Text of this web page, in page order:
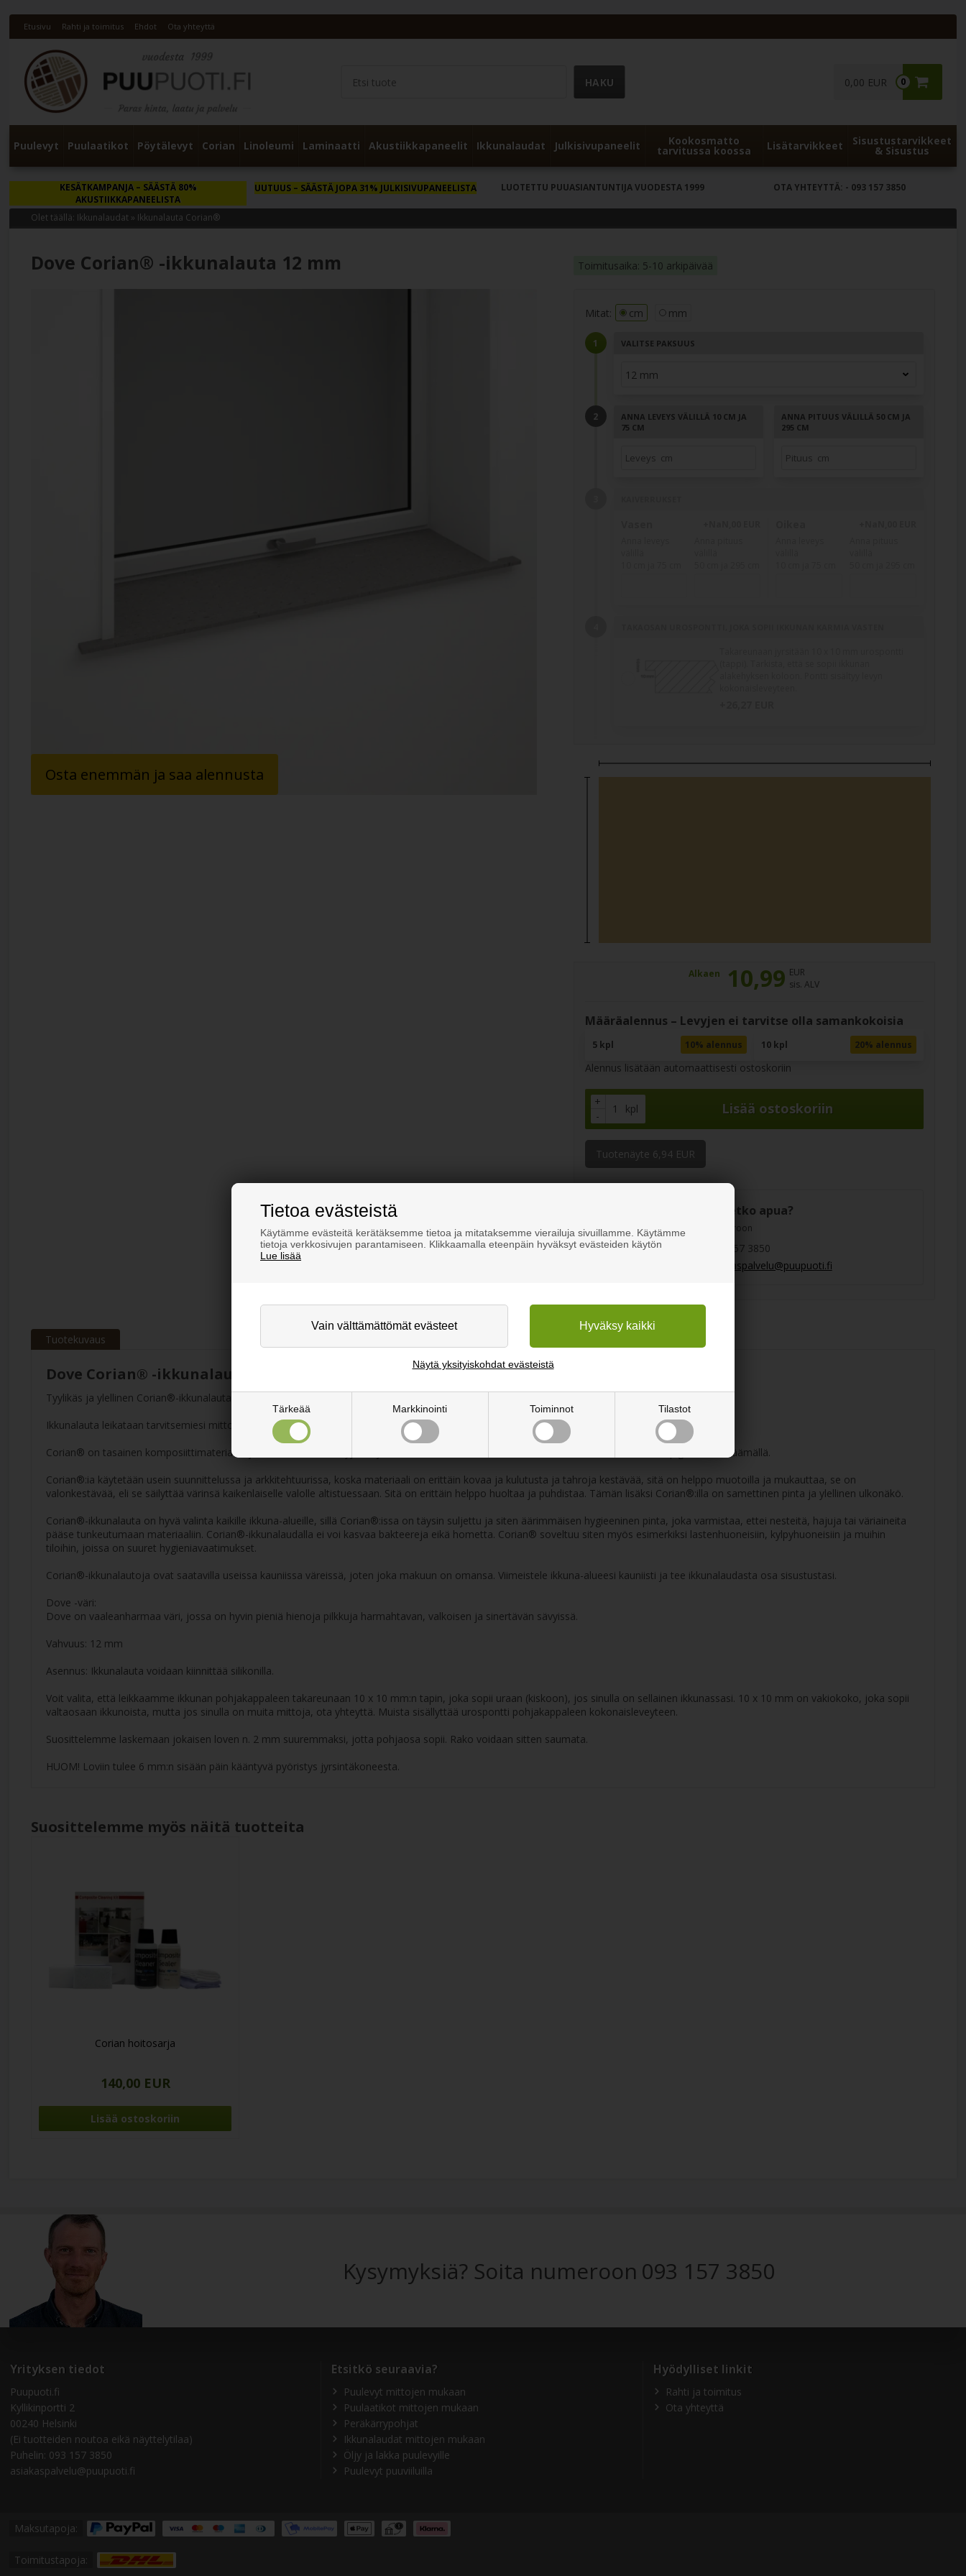
Tietoa evästeistä
Käytämme evästeitä kerätäksemme tietoa ja mitataksemme vierailuja sivuillamme. Käytämme
tietoja verkkosivujen parantamiseen. Klikkaamalla eteenpäin hyväksyt evästeiden käytön
Lue lisää
Tärkeää Markkinointi Toiminnot Tilastot
Näytä yksityiskohdat evästeistä
Etusivu Rahti ja toimitus Ehdot Ota yhteyttä
0
0,00 EUR
Puulevyt Puulaatikot Pöytälevyt Corian Linoleumi Laminaatti Akustiikkapaneelit Ikkunalaudat Julkisivupaneelit Kookosmatto
tarvitussa koossa Lisätarvikkeet Sisustustarvikkeet
& Sisustus
KESÄTKAMPANJA– SÄÄSTÄ 80%
AKUSTIIKKAPANEELISTA
UUTUUS– SÄÄSTÄ JOPA 31% JULKISIVUPANEELISTA LUOTETTU PUUASIANTUNTIJA VUODESTA 1999 OTA YHTEYTTÄ: - 093 157 3850
Olet täällä: Ikkunalaudat » Ikkunalauta Corian®
Dove Corian® -ikkunalauta 12 mm Toimitusaika: 5-10 arkipäivää
Dupont
Osta enemmän ja saa alennusta
Mitat: cm mm
VALITSE PAKSUUS
ANNA LEVEYS VÄLILLÄ 10 CM JA
75 CM
ANNA PITUUS VÄLILLÄ 50 CM JA
295 CM
Alkaen 10,99 EUR
sis. ALV
Määräalennus – Levyjen ei tarvitse olla samankokoisia
5 kpl 10% alennus 10 kpl 20% alennus
Alennus lisätään automaattisesti ostoskoriin
+
-
kpl
Tuotenäyte 6,94 EUR
Tarvitsetko apua?
Soita numeroon
093 157 3850
asiakaspalvelu@puupuoti.fi
Tuotekuvaus
Dove Corian® -ikkunalauta 12 mm
Tyylikäs ja ylellinen Corian®-ikkunalauta, väri Dove.
Ikkunalauta leikataan tarvitsemiesi mittojen mukaan, tarvittaessa kumpikin pää eri lailla, jotta lauta sopii asennuspaikkaansa.
Corian® on tasainen komposiittimateriaali, joka koostuu 1/3 akryylistä ja 2/3 luonnollisista mineraaleista. Haluttu väri saavutetaan väripigmenttiä lisäämällä.
Corian®:ia käytetään usein suunnittelussa ja arkkitehtuurissa, koska materiaali on erittäin kovaa ja kulutusta ja tahroja kestävää, sitä on helppo muotoilla ja mukauttaa, se on
valonkestävää, eli se säilyttää värinsä kaikenlaiselle valolle altistuessaan. Sitä on erittäin helppo huoltaa ja puhdistaa. Tämän lisäksi Corian®:illa on samettinen pinta ja ylellinen ulkonäkö.
Corian®-ikkunalauta on hyvä valinta kaikille ikkuna-alueille, sillä Corian®:issa on täysin suljettu ja siten äärimmäisen hygieeninen pinta, joka varmistaa, ettei nesteitä, hajuja tai väriaineita
pääse tunkeutumaan materiaaliin. Corian®-ikkunalaudalla ei voi kasvaa bakteereja eikä hometta. Corian® soveltuu siten myös esimerkiksi lastenhuoneisiin, kylpyhuoneisiin ja muihin
tiloihin, joissa on suuret hygieniavaatimukset.
Corian®-ikkunalautoja ovat saatavilla useissa kauniissa väreissä, joten joka makuun on omansa. Viimeistele ikkuna-alueesi kauniisti ja tee ikkunalaudasta osa sisustustasi.
Dove -väri:
Dove on vaaleanharmaa väri, jossa on hyvin pieniä hienoja pilkkuja harmahtavan, valkoisen ja sinertävän sävyissä.
Vahvuus: 12 mm
Asennus: Ikkunalauta voidaan kiinnittää silikonilla.
Voit valita, että leikkaamme ikkunan pohjakappaleen takareunaan 10 x 10 mm:n tapin, joka sopii uraan (kiskoon), jos sinulla on sellainen ikkunassasi. 10 x 10 mm on vakiokoko, joka sopii
valtaosaan ikkunoista, mutta jos sinulla on muita mittoja, ota yhteyttä. Muista sisällyttää urospontti pohjakappaleen kokonaisleveyteen.
Suosittelemme laskemaan jokaisen loven n. 2 mm suuremmaksi, jotta pohjaosa sopii. Rako voidaan sitten saumata.
HUOM! Loviin tulee 6 mm:n sisään päin kääntyvä pyöristys jyrsintäkoneesta.
Suosittelemme myös näitä tuotteita
Corian hoitosarja
140,00 EUR
Kysymyksiä? Soita numeroon 093 157 3850
Yrityksen tiedot
Puupuoti.fi
Kyllikinportti 2
00240 Helsinki
(Ei tuotteiden noutoa eikä näyttelytilaa)
Puhelin: 093 157 3850
asiakaspalvelu@puupuoti.fi
Etsitkö seuraavia?
Puulevyt mittojen mukaan
Puulaatikot mittojen mukaan
Peräkärrypohjat
Ikkunalaudat mittojen mukaan
Öljy ja lakka puulevyille
Puulevyt puuviiluilla
Hyödylliset linkit
Rahti ja toimitus
Ota yhteyttä
Maksutapoja:
Toimitustapoja: